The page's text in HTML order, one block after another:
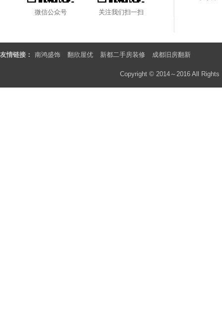
微信公众号 关注我们扫一扫
友情链接： 南鸿盛饰 翻欣屋优 新都二手房装修 成都旧房翻新
Copyright © 2014～2016 All